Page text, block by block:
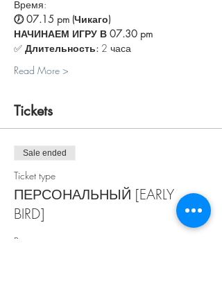
Время:
🕖 07.15 pm (Чикаго)
НАЧИНАЕМ ИГРУ В 07.30 pm
✅ Длительность: 2 часа
Read More >
Tickets
Sale ended
Ticket type
ПЕРСОНАЛЬНЫЙ [EARLY
BIRD]
Price